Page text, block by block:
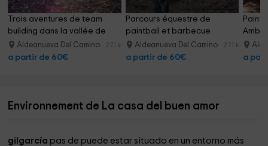
Trois aventures de team
building dans la vallée de
l'Ambroz et de la nourriture
Aldeanueva Del Camino 27.1 km
a partir de 60€
Parcours équestre de
paintball et barbecue
gymkhana Hervás
Aldeanueva Del Camino 27.1 km
a partir de 60€ a
Environnement de La casa del buen amor
gilgarcía pas de puede estar situado en un entorno más